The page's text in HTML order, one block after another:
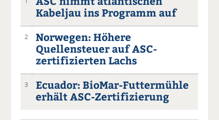
Kabeljau ins Programm auf
2
Norwegen: Höhere
Quellensteuer auf ASC-
zertifizierten Lachs
3
Ecuador: BioMar-Futtermühle
erhält ASC-Zertifizierung